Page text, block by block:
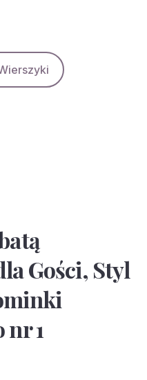
Gości, Styl
nr 1